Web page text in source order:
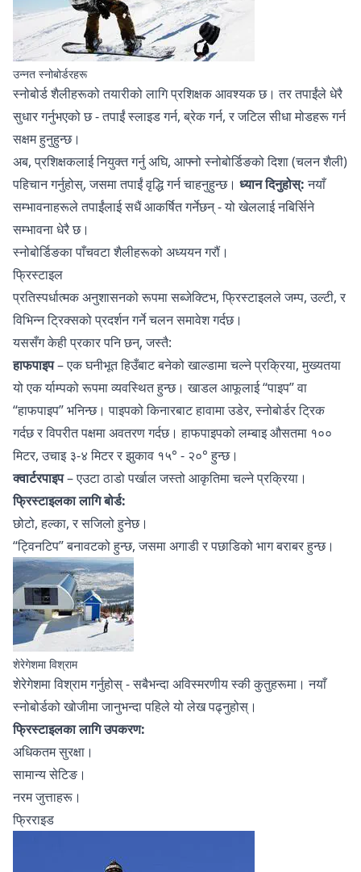
उन्नत स्नोबोर्डरहरू
स्नोबोर्ड शैलीहरूको तयारीको लागि प्रशिक्षक आवश्यक छ। तर तपाईंले धेरै
सुधार गर्नुभएको छ - तपाईं स्लाइड गर्न, ब्रेक गर्न, र जटिल सीधा मोडहरू गर्न
सक्षम हुनुहुन्छ।
अब, प्रशिक्षकलाई नियुक्त गर्नु अघि, आफ्नो स्नोबोर्डिङको दिशा (चलन शैली)
पहिचान गर्नुहोस्, जसमा तपाईं वृद्धि गर्न चाहनुहुन्छ। ध्यान दिनुहोस्:नयाँ
सम्भावनाहरूले तपाईंलाई सधैं आकर्षित गर्नेछन् - यो खेललाई नबिर्सिने
सम्भावना धेरै छ।
स्नोबोर्डिङका पाँचवटा शैलीहरूको अध्ययन गरौं।
फ्रिस्टाइल
प्रतिस्पर्धात्मक अनुशासनको रूपमा सब्जेक्टिभ, फ्रिस्टाइलले जम्प, उल्टी, र
विभिन्न ट्रिक्सको प्रदर्शन गर्ने चलन समावेश गर्दछ।
यससँग केही प्रकार पनि छन्, जस्तै:
हाफपाइप– एक घनीभूत हिउँबाट बनेको खाल्डामा चल्ने प्रक्रिया, मुख्यतया
यो एक र्याम्पको रूपमा व्यवस्थित हुन्छ। खाडल आफूलाई “पाइप” वा
“हाफपाइप” भनिन्छ। पाइपको किनारबाट हावामा उडेर, स्नोबोर्डर ट्रिक
गर्दछ र विपरीत पक्षमा अवतरण गर्दछ। हाफपाइपको लम्बाइ औसतमा १००
मिटर, उचाइ ३-४ मिटर र झुकाव १५° - २०° हुन्छ।
क्वार्टरपाइप– एउटा ठाडो पर्खाल जस्तो आकृतिमा चल्ने प्रक्रिया।
फ्रिस्टाइलका लागि बोर्ड:
छोटो, हल्का, र सजिलो हुनेछ।
“ट्विनटिप” बनावटको हुन्छ, जसमा अगाडी र पछाडिको भाग बराबर हुन्छ।
शेरेगेशमा विश्राम
शेरेगेशमा विश्राम गर्नुहोस्- सबैभन्दा अविस्मरणीय स्की कुतुहरूमा। नयाँ
स्नोबोर्डको खोजीमा जानुभन्दा पहिलेयो लेख पढ्नुहोस्।
फ्रिस्टाइलका लागि उपकरण:
अधिकतम सुरक्षा।
सामान्य सेटिङ।
नरम जुत्ताहरू।
फ्रिराइड